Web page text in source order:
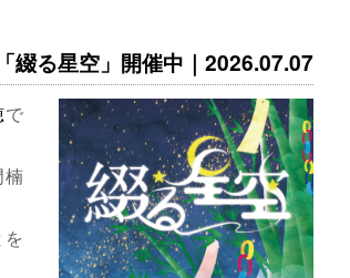
綴る星空」開催中｜2026.07.07
で
楠